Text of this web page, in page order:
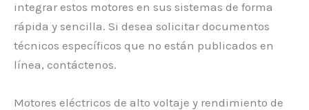
integrar estos motores en sus sistemas de forma
rápida y sencilla. Si desea solicitar documentos
técnicos específicos que no están publicados en
línea, contáctenos.
Motores eléctricos de alto voltaje y rendimiento de